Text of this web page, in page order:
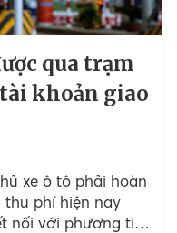
qua trạm
khoản giao
xe ô tô phải hoàn
phí hiện nay
nối với phương tiện